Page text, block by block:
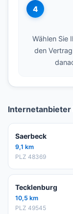
4
Wählen Sie
den
Internetanbieter
Saerbeck
9,1 km
PLZ 48369
Tecklenburg
10,5 km
PLZ 49545